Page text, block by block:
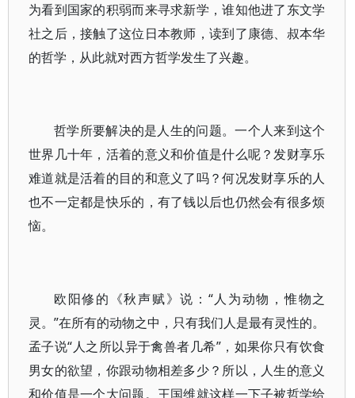
为看到国家的积弱而来寻求新学，谁知他进了东文学
社之后，接触了这位日本教师，读到了康德、叔本华
的哲学，从此就对西方哲学发生了兴趣。
哲学所要解决的是人生的问题。一个人来到这个
世界几十年，活着的意义和价值是什么呢？发财享乐
难道就是活着的目的和意义了吗？何况发财享乐的人
也不一定都是快乐的，有了钱以后也仍然会有很多烦
恼。
欧阳修的《秋声赋》说：“人为动物，惟物之
灵。”在所有的动物之中，只有我们人是最有灵性的。
孟子说“人之所以异于禽兽者几希”，如果你只有饮食
男女的欲望，你跟动物相差多少？所以，人生的意义
和价值是一个大问题。王国维就这样一下子被哲学给